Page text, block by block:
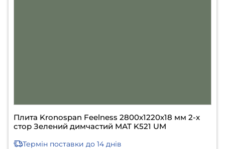
Плита Kronospan Feelness 2800х1220х18 мм 2-х
стор Зелений димчастий МАТ K521 UM
Термін поставки до 14 днів